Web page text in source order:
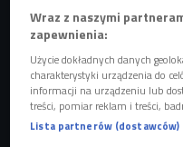
czytanie tych opinii
też, żeWiesław Myśliwski
POSŁUCHAJ
Kinga Sabak
trochę z radości"
Wraz z naszymi
zapewnienia:
Użycie dokładnych danych
charakterystyki urządzenia do
informacji na urządzeniu lub
treści, pomiar reklam i treści,
Lista partnerów (dostawców)